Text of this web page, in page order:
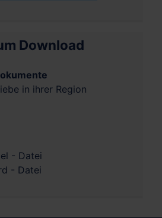
Download
in ihrer Region
- Datei
- Datei